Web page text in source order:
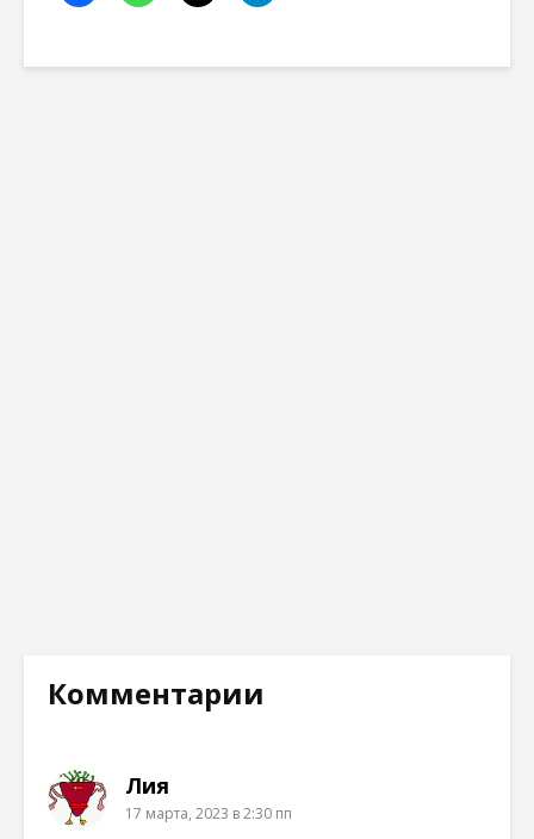
Комментарии
Лия
17 марта, 2023 в 2:30 пп